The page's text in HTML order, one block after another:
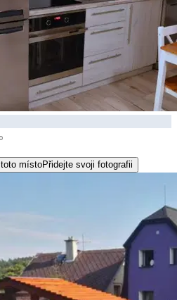
místoPřidejte svoji fotografii